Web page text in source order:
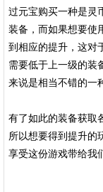
过元宝购买一种是灵
装备，而如果想要使
到相应的提升，这对
需要低于上一级的装
来说是相当不错的一
有了如此的装备获取
所以想要得到提升的
享受这份游戏带给我